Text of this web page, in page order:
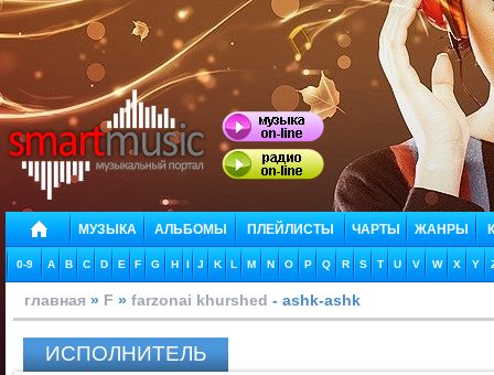
МУЗЫКА АЛЬБОМЫ ПЛЕЙЛИСТЫ ЧАРТЫ ЖАНРЫ
0-9 A B C D E F G H I J K L M N O P Q R S T U V W X Y
главная » F » farzonai khurshed - ashk-ashk
ИСПОЛНИТЕЛЬ